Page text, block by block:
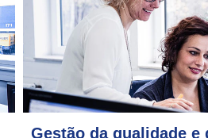
Gestão da qualidade e